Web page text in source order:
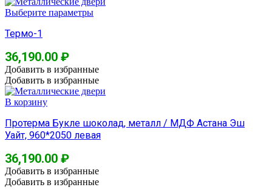
Выберите параметры
Термо-1
36,190.00 ₽
Добавить в избранные
Добавить в избранные
В корзину
Протерма Букле шоколад, металл / МДФ Астана Эш
Уайт, 960*2050 левая
36,190.00 ₽
Добавить в избранные
Добавить в избранные